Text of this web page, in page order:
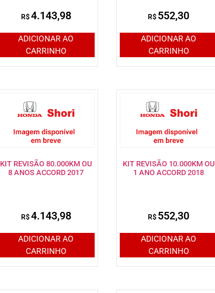
R$4.143,98
ADICIONAR AO
CARRINHO
R$ 552,30
ADICIONAR AO
CARRINHO
KIT REVISÃO 80.000KM OU
8 ANOS ACCORD 2017
R$4.143,98
ADICIONAR AO
CARRINHO
KIT REVISÃO 10.000KM OU
1 ANO ACCORD 2018
R$ 552,30
ADICIONAR AO
CARRINHO